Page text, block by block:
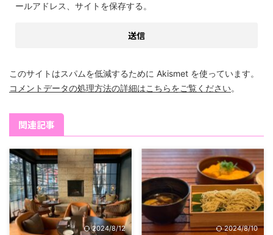
ールアドレス、サイトを保存する。
このサイトはスパムを低減するために Akismet を使っています。
コメントデータの処理方法の詳細はこちらをご覧ください。
関連記事
2024/8/12 2024/8/10